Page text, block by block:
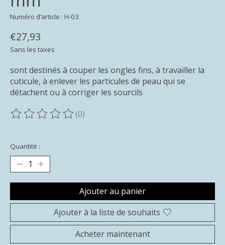
Numéro d’article : H-03
€27,93
Sans les taxes
sont destinés à couper les ongles fins, à travailler la
cuticule, à enlever les particules de peau qui se
détachent ou à corriger les sourcils
Ce produit est évalué à
(0)
Quantité :
Ajouter au panier
Ajouter à la liste de souhaits
Acheter maintenant